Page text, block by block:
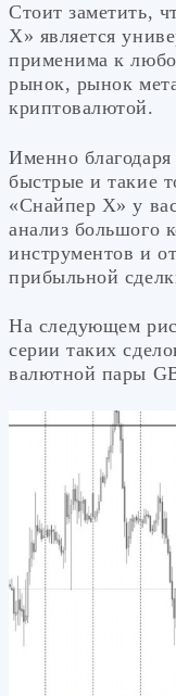
Стоит заметить,
Х» является
применима к
рынок, рынок
криптовалютой.
Именно благодаря
быстрые и такие
«Снайпер Х» у
анализ большого
инструментов и
прибыльной
На следующем
серии таких
валютной пары